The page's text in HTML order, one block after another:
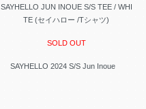
SAYHELLO JUN INOUE S/S TEE / WHI
TE (セイハロー /Tシャツ)
SOLD OUT
SAYHELLO 2024 S/S Jun Inoue